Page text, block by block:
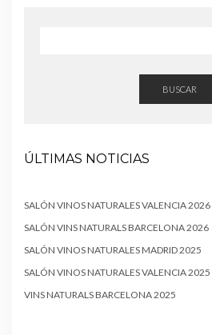
BUSCAR
ÚLTIMAS NOTICIAS
SALÓN VINOS NATURALES VALENCIA 2026
SALÓN VINS NATURALS BARCELONA 2026
SALÓN VINOS NATURALES MADRID 2025
SALÓN VINOS NATURALES VALENCIA 2025
VINS NATURALS BARCELONA 2025